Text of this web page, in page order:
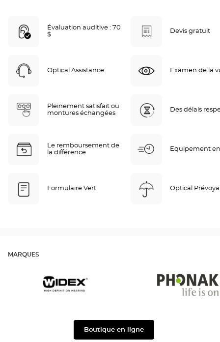
Évaluation auditive : 70
$
Devis gratuit
Optical Assistance Examen de la
Pleinement satisfait ou
montures échangées
Des délais
Le remboursement de
la différence
Equipement en
Formulaire Vert Optical
MARQUES
Boutique en ligne